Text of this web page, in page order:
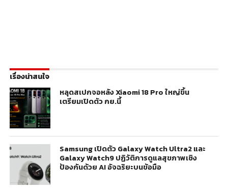
เรื่องน่าสนใจ
หลุดสเปกจอหลัง Xiaomi 18 Pro ใหญ่ขึ้น
เตรียมเปิดตัว กย.นี้
Samsung เปิดตัว Galaxy Watch Ultra2 และ
Galaxy Watch9 ปฏิวัติการดูแลสุขภาพเชิง
ป้องกันด้วย AI อัจฉริยะบนข้อมือ